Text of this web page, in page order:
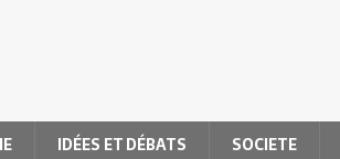
IDÉES ET DÉBATS SOCIETE